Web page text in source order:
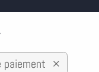
paiement ×